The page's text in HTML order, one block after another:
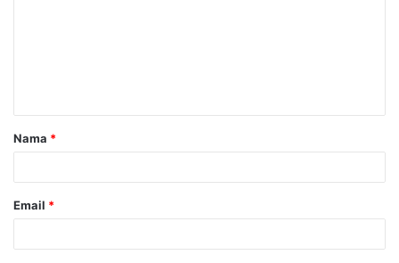
a
r
Nama *
Email *